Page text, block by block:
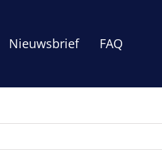
Nieuwsbrief FAQ